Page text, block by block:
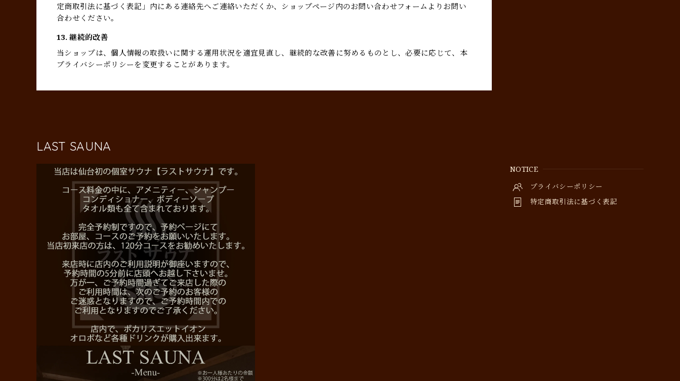
定商取引法に基づく表記」内にある連絡先へご連絡いただくか、ショップページ内のお問い合わせフォームよりお問い
合わせください。
13. 継続的改善
当ショップは、個人情報の取扱いに関する運用状況を適宜見直し、継続的な改善に努めるものとし、必要に応じて、本
プライバシーポリシーを変更することがあります。
LAST SAUNA
NOTICE
プライバシーポリシー
特定商取引法に基づく表記